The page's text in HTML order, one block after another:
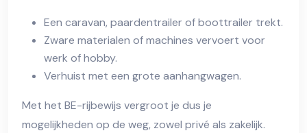
Een caravan, paardentrailer of boottrailer trekt.
Zware materialen of machines vervoert voor
werk of hobby.
Verhuist met een grote aanhangwagen.
Met het BE-rijbewijs vergroot je dus je
mogelijkheden op de weg, zowel privé als zakelijk.